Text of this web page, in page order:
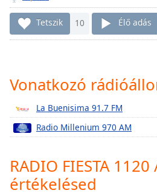
1x
Chapters
Chapters
Descriptions
off,
selected
Tetszik 10 Élő adás
Vonatkozó
La Buenisima 91.7 FM
Radio Millenium 970 AM
RADIO FIESTA 1120
értékelésed